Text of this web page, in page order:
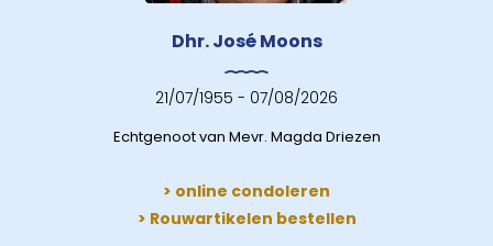
Dhr. José Moons
21/07/1955 - 07/08/2026
Echtgenoot van Mevr. Magda Driezen
> online condoleren
> Rouwartikelen bestellen